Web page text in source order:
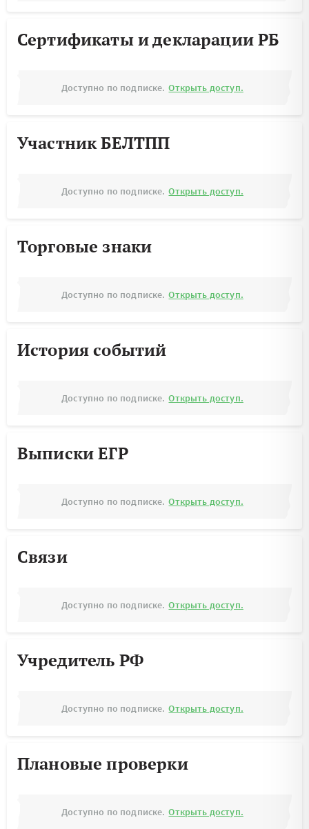
Сертификаты и декларации РБ
Доступно по подписке. Открыть доступ.
Участник БЕЛТПП
Доступно по подписке. Открыть доступ.
Торговые знаки
Доступно по подписке. Открыть доступ.
История событий
Доступно по подписке. Открыть доступ.
Выписки ЕГР
Доступно по подписке. Открыть доступ.
Связи
Доступно по подписке. Открыть доступ.
Учредитель РФ
Доступно по подписке. Открыть доступ.
Плановые проверки
Доступно по подписке. Открыть доступ.